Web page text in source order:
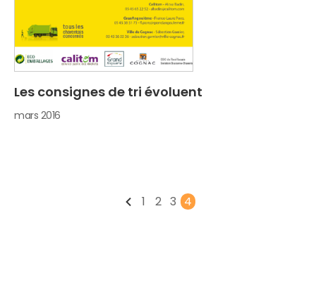
Les consignes de tri évoluent
mars 2016
1 2 3 4